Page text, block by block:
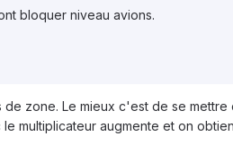
bloquer niveau avions.
zone. Le mieux c'est de se mettre
multiplicateur augmente et on